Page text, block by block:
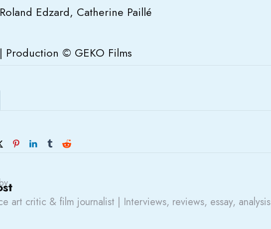
Edzard, Catherine Paillé
Production © GEKO Films
art critic & film journalist | Interviews, reviews, essay, analysis